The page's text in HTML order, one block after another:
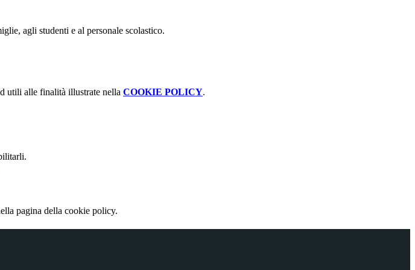
agli studenti e al personale scolastico.
utili alle finalità illustrate nella COOKIE POLICY.
pagina della cookie policy.